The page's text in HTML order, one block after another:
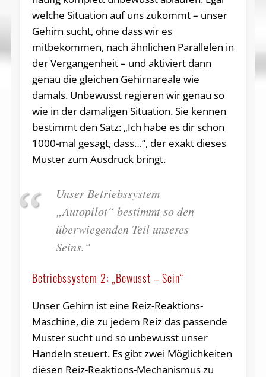
welche Situation auf uns zukommt – unser
Gehirn sucht, ohne dass wir es
mitbekommen, nach ähnlichen Parallelen in
der Vergangenheit – und aktiviert dann
genau die gleichen Gehirnareale wie
damals. Unbewusst regieren wir genau so
wie in der damaligen Situation. Sie kennen
bestimmt den Satz: „Ich habe es dir schon
1000-mal gesagt, dass…“, der exakt dieses
Muster zum Ausdruck bringt.
Unser Betriebssystem
„Autopilot“ bestimmt so den
überwiegenden Teil unseres
Seins.“
Betriebssystem 2: „Bewusst – Sein“
Unser Gehirn ist eine Reiz-Reaktions-
Maschine, die zu jedem Reiz das passende
Muster sucht und so unbewusst unser
Handeln steuert. Es gibt zwei Möglichkeiten
diesen Reiz-Reaktions-Mechanismus zu